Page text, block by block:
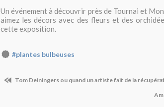
Un événement à découvrir près de Tournai et
aimez les décors avec des fleurs et des
cette exposition.
#plantes bulbeuses
Tom Deiningers ou quand un artiste fait de la